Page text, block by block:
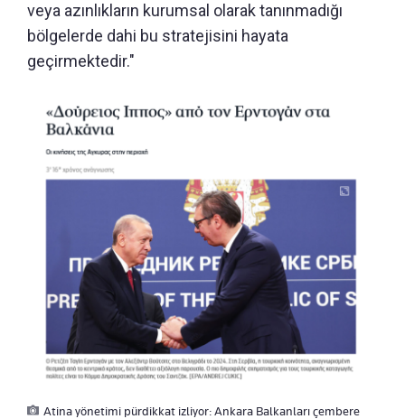
veya azınlıkların kurumsal olarak tanınmadığı
bölgelerde dahi bu stratejisini hayata
geçirmektedir."
Atina yönetimi pürdikkat izliyor: Ankara Balkanları çembere